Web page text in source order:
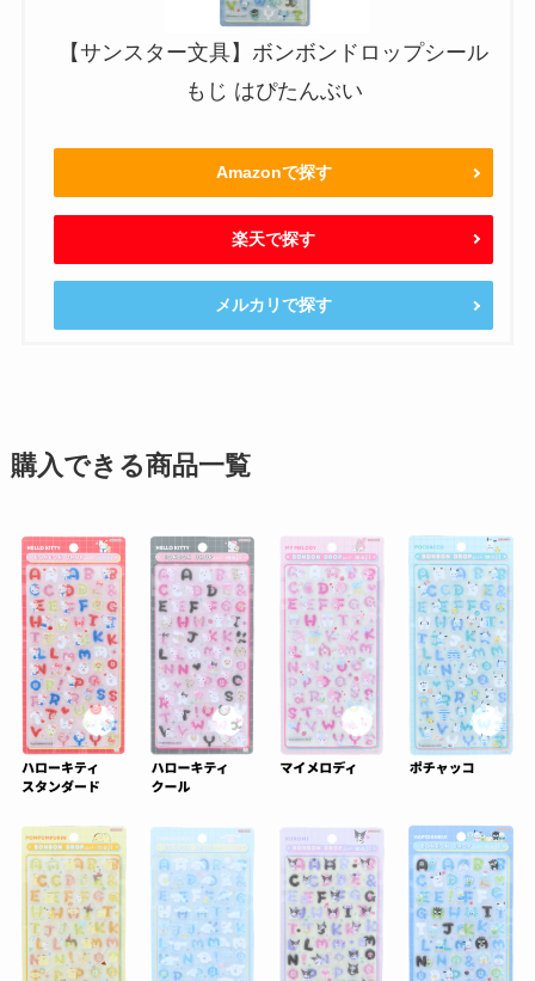
【サンスター文具】ボンボンドロップシール
もじ はぴたんぶい
Amazonで探す
楽天で探す
メルカリで探す
購入できる商品一覧